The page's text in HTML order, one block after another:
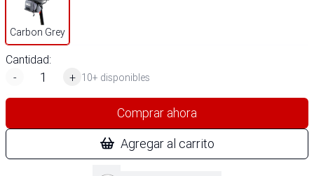
Carbon Grey
Cantidad:
-
+ 10+ disponibles
Comprar ahora
Agregar al carrito